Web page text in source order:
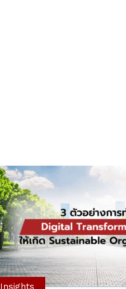
Insights